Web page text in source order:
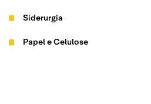
Siderurgia
Papel e Celulose